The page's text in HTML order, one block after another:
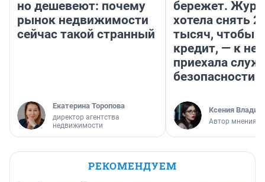
но дешевеют: почему
рынок недвижимости
сейчас такой странный
Екатерина Торопова
директор агентства
недвижимости
бережет.
хотела снять
тысяч, чтобы
кредит, — к
приехала
безопасности
Ксения
Автор мнения
РЕКОМЕНДУЕМ